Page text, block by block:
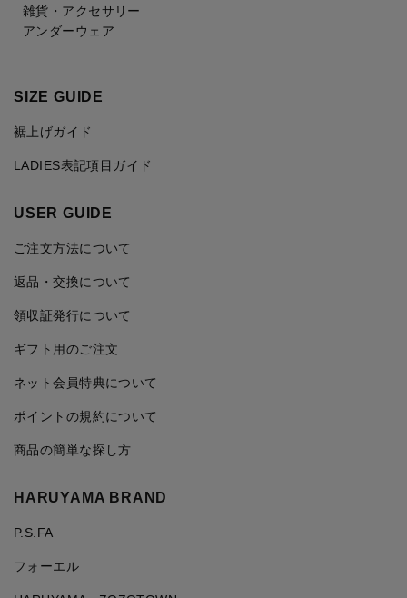
雑貨・アクセサリー
アンダーウェア
SIZE GUIDE
裾上げガイド
LADIES表記項目ガイド
USER GUIDE
ご注文方法について
返品・交換について
領収証発行について
ギフト用のご注文
ネット会員特典について
ポイントの規約について
商品の簡単な探し方
HARUYAMA BRAND
P.S.FA
フォーエル